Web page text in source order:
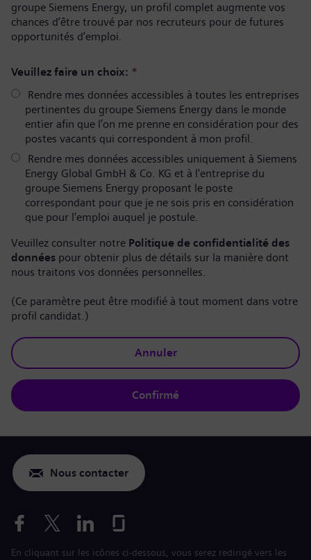
groupe Siemens Energy, un profil complet augmente vos
chances d’être trouvé par nos recruteurs pour de futures
opportunités d’emploi.
Veuillez faire un choix: *
Rendre mes données accessibles à toutes les entreprises
pertinentes du groupe Siemens Energy dans le monde
entier afin que l’on me prenne en considération pour des
postes vacants qui correspondent à mon profil.
Rendre mes données accessibles uniquement à Siemens
Energy Global GmbH & Co. KG et à l'entreprise du
groupe Siemens Energy proposant le poste
correspondant pour que je ne sois pris en considération
que pour l'emploi auquel je postule.
Veuillez consulter notre Politique de confidentialité des
données pour obtenir plus de détails sur la manière dont
nous traitons vos données personnelles.
(Ce paramètre peut être modifié à tout moment dans votre
profil candidat.)
Annuler
Confirmé
Nous contacter
En cliquant sur les icônes ci-dessous, vous serez redirigé vers les